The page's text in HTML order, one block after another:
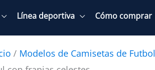
Línea deportiva Cómo comprar
/ Modelos de Camisetas de Futbol